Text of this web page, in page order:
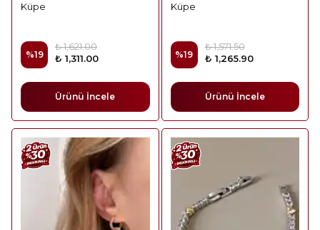
Küpe
%19
₺ 1,621.00
₺ 1,311.00
Ürünü İncele
Küpe
%19
₺ 1,571.50
₺ 1,265.90
Ürünü İncele